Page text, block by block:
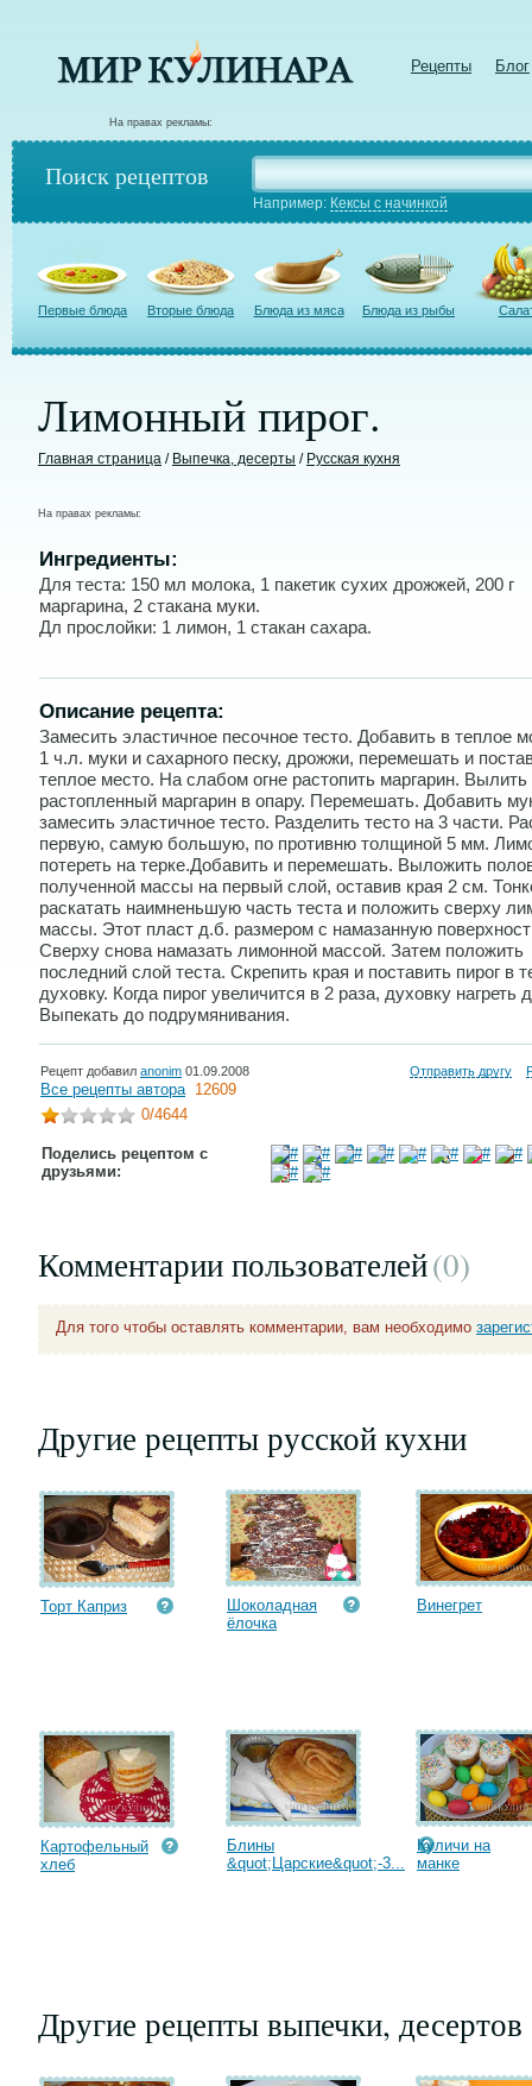
Рецепты Блог
На правах рекламы:
Поиск рецептов
Например: Кексы с начинкой
Первые блюда Вторые блюда Блюда из мяса Блюда из рыбы
Лимонный пирог.
Главная страница / Выпечка, десерты / Русская кухня
На правах рекламы:
Ингредиенты:
Для теста: 150 мл молока, 1 пакетик сухих дрожжей, 200 г
маргарина, 2 стакана муки.
Дл прослойки: 1 лимон, 1 стакан сахара.
Описание рецепта:
Замесить эластичное песочное тесто. Добавить в теплое
1 ч.л. муки и сахарного песку, дрожжи, перемешать и
теплое место. На слабом огне растопить маргарин. Вылить
растопленный маргарин в опару. Перемешать. Добавить
замесить эластичное тесто. Разделить тесто на 3 части.
первую, самую большую, по противню толщиной 5 мм.
потереть на терке.Добавить и перемешать. Выложить
полученной массы на первый слой, оставив края 2 см.
раскатать наимненьшую часть теста и положить сверху
массы. Этот пласт д.б. размером с намазанную
Сверху снова намазать лимонной массой. Затем положить
последний слой теста. Скрепить края и поставить пирог в
духовку. Когда пирог увеличится в 2 раза, духовку нагреть
Выпекать до подрумянивания.
Рецепт добавил anonim 01.09.2008 Отправить другу
Все рецепты автора 12609
0/4644
Поделись рецептом с
друзьями:
Комментарии пользователей(0)
Для того чтобы оставлять комментарии, вам необходимо
Другие рецепты русской кухни
Торт Каприз
Шоколадная
ёлочка
Винегрет
Картофельный
хлеб
Блины
&quot;Царские&quot;-3...
Куличи на
манке
Другие рецепты выпечки, десертов